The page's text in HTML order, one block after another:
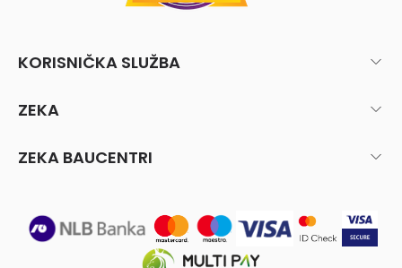
KORISNIČKA SLUŽBA
ZEKA
ZEKA BAUCENTRI